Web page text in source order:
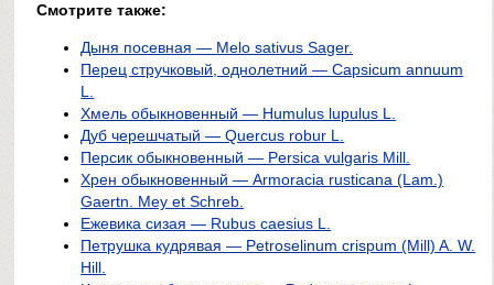
Смотрите также:
Дыня посевная — Melo sativus Sager.
Перец стручковый, однолетний — Capsicum аnnuum
L.
Хмель обыкновенный — Humulus lupulus L.
Дуб черешчатый — Quercus robur L.
Персик обыкновенный — Persica vulgaris Mill.
Хрен обыкновенный — Armoracia rusticana (Lam.)
Gaertn. Mey et Schreb.
Ежевика сизая — Rubus caesius L.
Петрушка кудрявая — Petroselinum crispum (Mill) A. W.
Hill.